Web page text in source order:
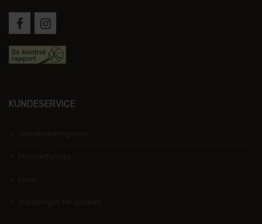
KUNDESERVICE
Handelsbetingelser
Produktforslag
Indstillinger for cookies